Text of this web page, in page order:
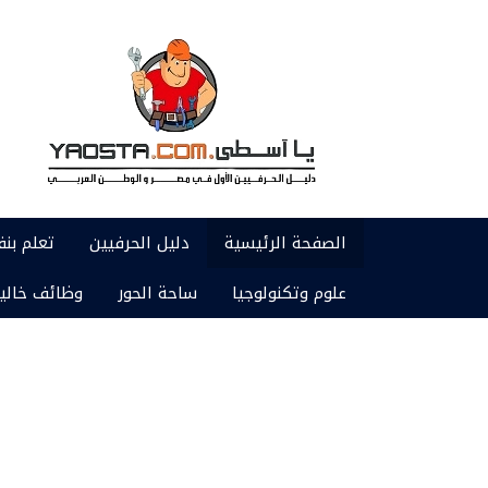
الصفحة الرئيسية دليل الحرفيين تعلم
علوم وتكنولوجيا
ساحة الحور وظائف